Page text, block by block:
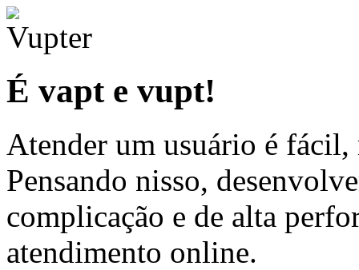
É vapt e vupt!
Atender um usuário é fácil,
Pensando nisso,
complicação e de alta
atendimento online.